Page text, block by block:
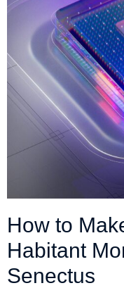
How to
Habitant
Senectus